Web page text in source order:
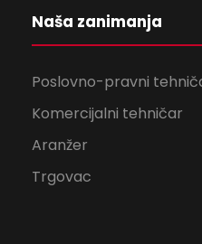
Naša zanimanja
Poslovno-pravni
Komercijalni tehničar
Aranžer
Trgovac